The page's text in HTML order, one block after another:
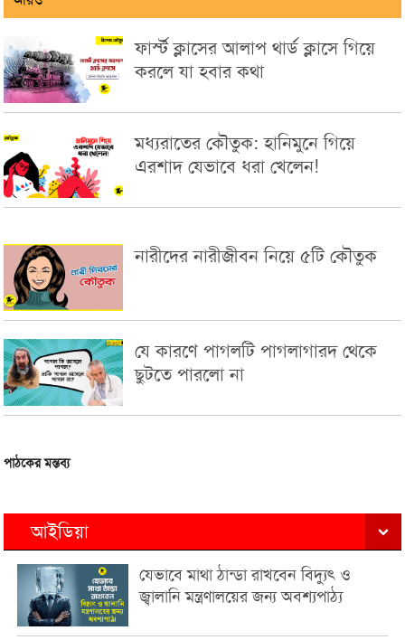
ফার্স্ট ক্লাসের আলাপ থার্ড ক্লাসে গিয়ে
করলে যা হবার কথা
মধ্যরাতের কৌতুক: হানিমুনে গিয়ে
এরশাদ যেভাবে ধরা খেলেন!
নারীদের নারীজীবন নিয়ে ৫টি কৌতুক
যে কারণে পাগলটি পাগলাগারদ থেকে
ছুটতে পারলো না
পাঠকের মন্তব্য
আইডিয়া
যেভাবে মাথা ঠান্ডা রাখবেন বিদ্যুৎ ও
জ্বালানি মন্ত্রণালয়ের জন্য অবশ্যপাঠ্য